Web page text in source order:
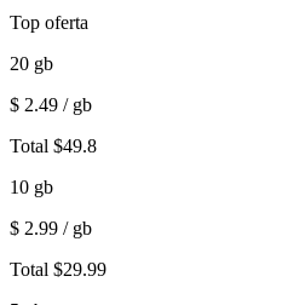
Top oferta
20 gb
$ 2.49 / gb
Total $49.8
10 gb
$ 2.99 / gb
Total $29.99